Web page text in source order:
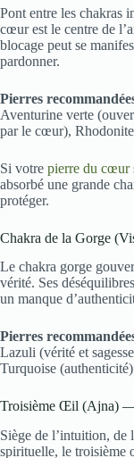
Pont entre les chakras
cœur est le centre de
blocage peut se
pardonner.
Pierres
Aventurine verte
par le cœur),
Si votre pierre du cœur
absorbé une grande
protéger.
Chakra de la Gorge
Le chakra gorge
vérité. Ses
un manque
Pierres
Lazuli (vérité et
Turquoise
Troisième Œil (Ajna)
Siège de l’intuition, de
spirituelle, le troisième